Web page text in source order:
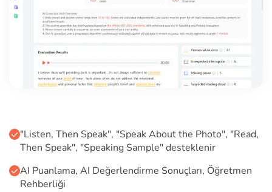
"Listen, Then Speak", "Speak About the Photo", "Read,
Then Speak", "Speaking Sample" desteklenir
AI Puanlama, AI Değerlendirme Sonuçları, Öğretmen
Rehberliği